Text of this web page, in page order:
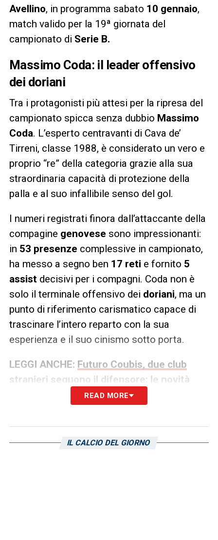
Avellino, in programma sabato 10 gennaio,
match valido per la 19ª giornata del
campionato di Serie B.
Massimo Coda: il leader offensivo
dei doriani
Tra i protagonisti più attesi per la ripresa del
campionato spicca senza dubbio Massimo
Coda. L’esperto centravanti di Cava de’
Tirreni, classe 1988, è considerato un vero e
proprio “re” della categoria grazie alla sua
straordinaria capacità di protezione della
palla e al suo infallibile senso del gol.
I numeri registrati finora dall’attaccante della
compagine genovese sono impressionanti:
in 53 presenze complessive in campionato,
ha messo a segno ben 17 reti e fornito 5
assistdecisivi per i compagni. Coda non è
solo il terminale offensivo dei doriani, ma un
punto di riferimento carismatico capace di
trascinare l’intero reparto con la sua
esperienza e il suo cinismo sotto porta.
LEGGI ANCHE: Futuro Coubis, due club
stranieri seguono il difensore: le novità
READ MORE
IL CALCIO DEL GIORNO